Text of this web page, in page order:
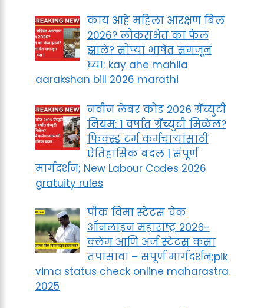
काय आहे महिला आरक्षण बिल
2026? लोकसभेत का फेल
झाले? सोप्या भाषेत समजून
घ्या; kay ahe mahila
aarakshan bill 2026 marathi
नवीन लेबर कोड २०२६ ग्रॅच्युटी
नियम: १ वर्षात ग्रॅच्युटी मिळेल?
फिक्स्ड टर्म कर्मचाऱ्यांसाठी
ऐतिहासिक बदल | संपूर्ण
मार्गदर्शन; New Labour Codes 2026
gratuity rules
पीक विमा स्टेटस चेक
ऑनलाइन महाराष्ट्र २०२६-
क्लेम आणि अर्ज स्टेटस कसा
तपासावा – संपूर्ण मार्गदर्शन;pik
vima status check online maharastra
2025